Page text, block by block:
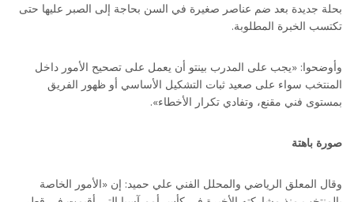
بحلة جديدة بعد ضم عناصر صغيرة في السن بحاجة إلى الصبر عليها حتى
تكتسب الخبرة المطلوبة.
وأوضحوا: «يجب على المدرب بينتو أن يعمل على تصحيح الأمور داخل
المنتخب سواء على صعيد ثبات التشكيل الأساسي أو ظهور الفريق
بمستوى فني مقنع، وتفادي تكرار الأخطاء».
صورة باهتة
وقال المعلق الرياضي والمحلل الفني علي حميد: إن «الأمور الخاصة